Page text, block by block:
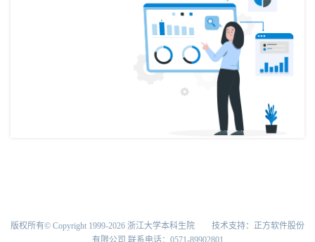
版权所有© Copyright 1999-2026 浙江大学本科生院 技术支持：正方软件股份
有限公司 联系电话：0571-89902801